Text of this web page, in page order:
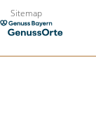
Zum
Inhalt
Sitemap